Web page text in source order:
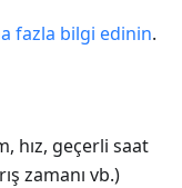
fazla bilgi edinin.
hız, geçerli saat
zamanı vb.)